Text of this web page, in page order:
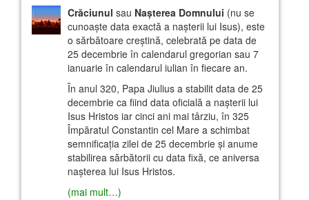
Crăciunul sau Naşterea Domnului (nu se
cunoaşte data exactă a naşterii lui Isus), este
o sărbătoare creştină, celebrată pe data de
25 decembrie în calendarul gregorian sau 7
ianuarie în calendarul iulian în fiecare an.
În anul 320, Papa Jiulius a stabilit data de 25
decembrie ca fiind data oficială a naşterii lui
Isus Hristos iar cinci ani mai târziu, în 325
Împăratul Constantin cel Mare a schimbat
semnificaţia zilei de 25 decembrie şi anume
stabilirea sărbătorii cu data fixă, ce aniversa
naşterea lui Isus Hristos.
(mai mult…)